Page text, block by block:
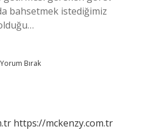
bahsetmek istediğimiz
Yorum Bırak
https://mckenzy.com.tr